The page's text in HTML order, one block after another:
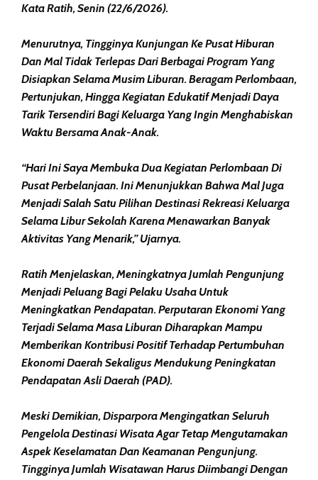
Kata Ratih, Senin (22/6/2026).
Menurutnya, Tingginya Kunjungan Ke Pusat Hiburan
Dan Mal Tidak Terlepas Dari Berbagai Program Yang
Disiapkan Selama Musim Liburan. Beragam Perlombaan,
Pertunjukan, Hingga Kegiatan Edukatif Menjadi Daya
Tarik Tersendiri Bagi Keluarga Yang Ingin Menghabiskan
Waktu Bersama Anak-Anak.
“Hari Ini Saya Membuka Dua Kegiatan Perlombaan Di
Pusat Perbelanjaan. Ini Menunjukkan Bahwa Mal Juga
Menjadi Salah Satu Pilihan Destinasi Rekreasi Keluarga
Selama Libur Sekolah Karena Menawarkan Banyak
Aktivitas Yang Menarik,” Ujarnya.
Ratih Menjelaskan, Meningkatnya Jumlah Pengunjung
Menjadi Peluang Bagi Pelaku Usaha Untuk
Meningkatkan Pendapatan. Perputaran Ekonomi Yang
Terjadi Selama Masa Liburan Diharapkan Mampu
Memberikan Kontribusi Positif Terhadap Pertumbuhan
Ekonomi Daerah Sekaligus Mendukung Peningkatan
Pendapatan Asli Daerah (PAD).
Meski Demikian, Disparpora Mengingatkan Seluruh
Pengelola Destinasi Wisata Agar Tetap Mengutamakan
Aspek Keselamatan Dan Keamanan Pengunjung.
Tingginya Jumlah Wisatawan Harus Diimbangi Dengan